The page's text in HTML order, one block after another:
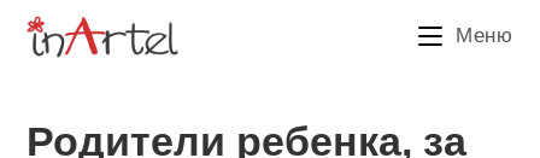
Перейти
Меню
Родители ребенка, за